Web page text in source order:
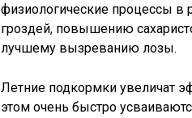
физиологические процессы в
гроздей, повышению
лучшему вызреванию лозы.
Летние подкормки увеличат
этом очень быстро